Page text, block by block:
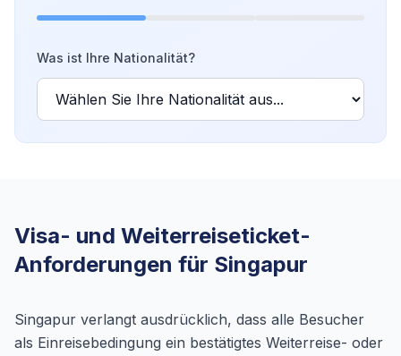
Was ist Ihre Nationalität?
Visa- und Weiterreiseticket-
Anforderungen für Singapur
Singapur verlangt ausdrücklich, dass alle Besucher
als Einreisebedingung ein bestätigtes Weiterreise- oder